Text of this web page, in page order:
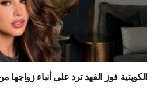
الكويتية فوز الفهد ترد على أنباء زواجها